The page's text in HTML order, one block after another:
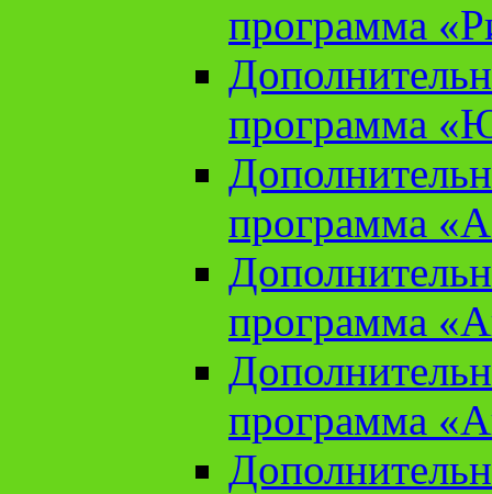
программа
программа
программа
программа
программа